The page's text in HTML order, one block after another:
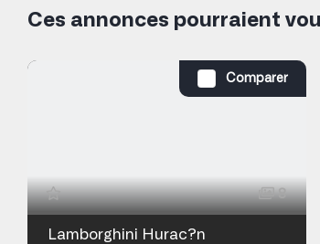
Ces annonces pourraient
Comparer
8
Lamborghini Hurac?n